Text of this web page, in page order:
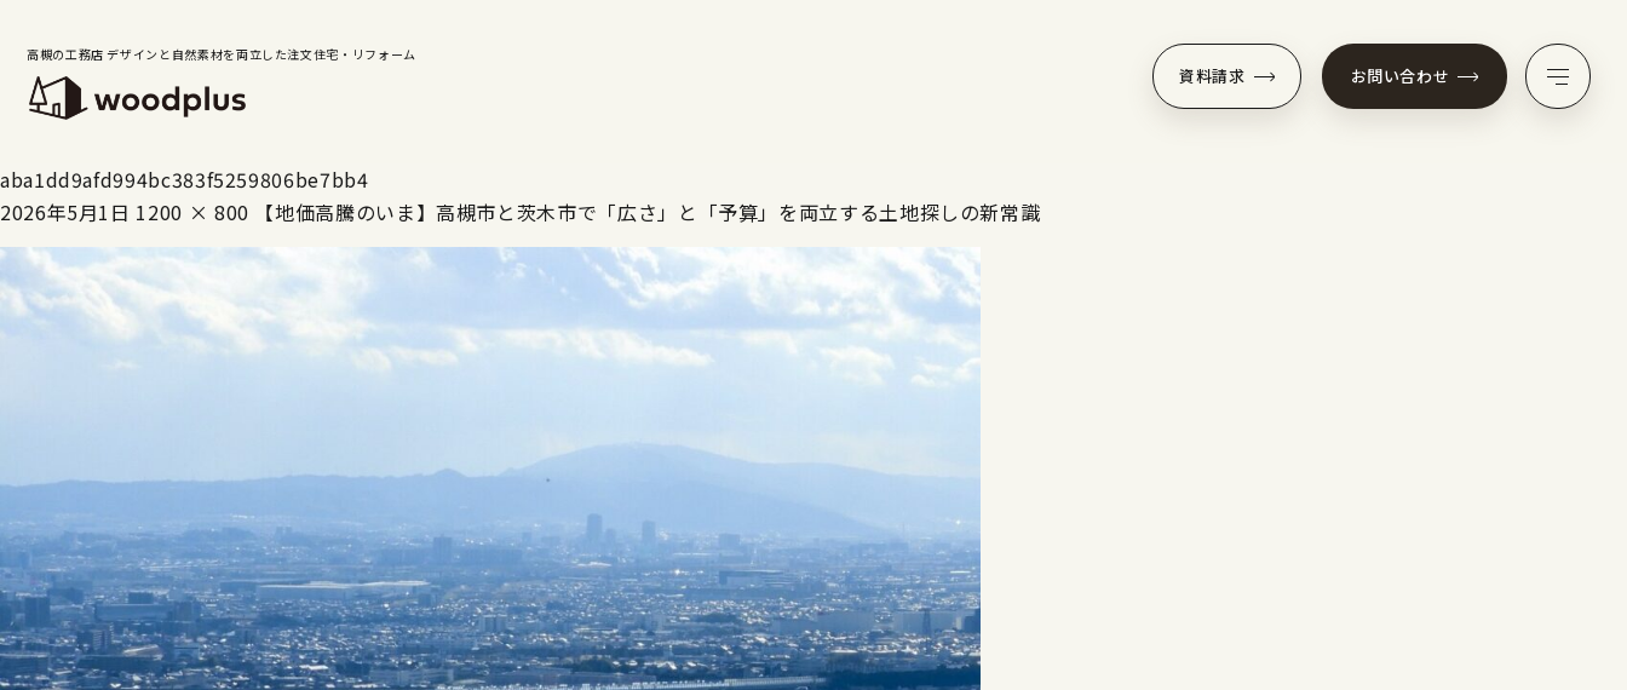
高槻の工務店 デザインと自然素材を両立した注文住宅・リフォーム
資料請求 お問い合わせ
aba1dd9afd994bc383f5259806be7bb4
2026年5月1日 1200 × 800 【地価高騰のいま】高槻市と茨木市で「広さ」と「予算」を両立する土地探しの新常識